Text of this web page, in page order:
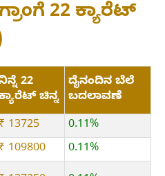
22 ಕ್ಯಾರೆಟ್
22
ಚಿನ್ನ
ದೈನಂದಿನ ಬೆಲೆ
ಬದಲಾವಣೆ
₹ 13725
0.11%
₹ 109800
0.11%